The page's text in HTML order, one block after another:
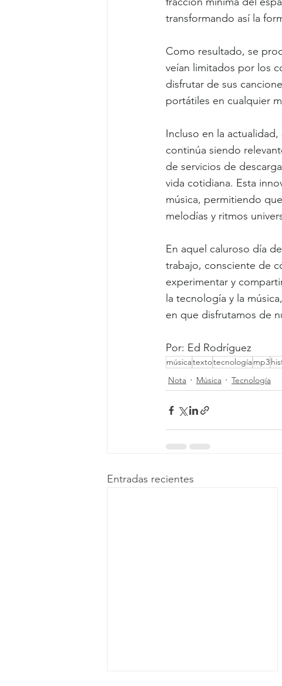
transformando así la
Como resultado, se
veían limitados por los
disfrutar de sus
portátiles en cualquier
Incluso en la
continúa siendo
de servicios de
vida cotidiana. Esta
música, permitiendo
melodías y ritmos
En aquel caluroso día
trabajo, consciente de
experimentar y
la tecnología y la
en que disfrutamos de
Por: Ed Rodríguez
músicatextotecnologíamp3
Nota
Música Tecnología
Entradas recientes